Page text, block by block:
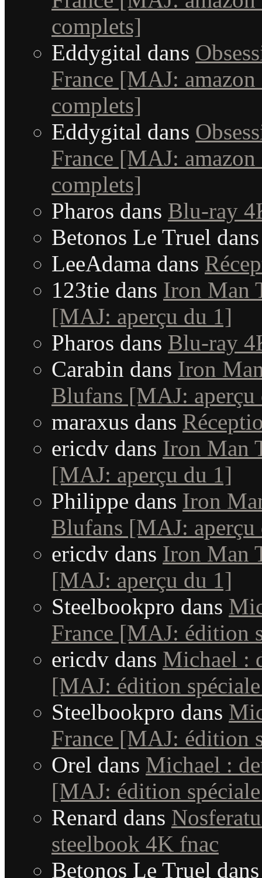
complets]
Eddygital dans
France [MAJ:
complets]
Eddygital dans
France [MAJ:
complets]
Pharos dans Blu-ray
Betonos Le Truel
LeeAdama dans
123tie dans Iron Man
[MAJ: aperçu du 1]
Pharos dans Blu-ray
Carabin dans Iron
Blufans [MAJ: aperçu
maraxus dans
ericdv dans Iron Man
[MAJ: aperçu du 1]
Philippe dans Iron
Blufans [MAJ: aperçu
ericdv dans Iron Man
[MAJ: aperçu du 1]
Steelbookpro dans
France [MAJ: édition
ericdv dans Michael :
[MAJ: édition
Steelbookpro dans
France [MAJ: édition
Orel dans Michael :
[MAJ: édition
Renard dans
steelbook 4K fnac
Betonos Le Truel